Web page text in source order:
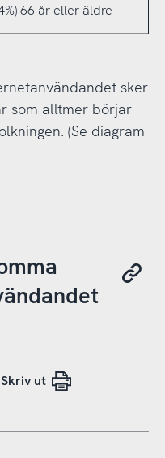
66 år eller äldre
sker
som alltmer börjar
(Se diagram
Skriv ut